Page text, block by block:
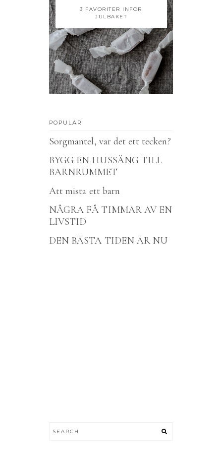
3 FAVORITER INFÖR
JULBAKET
POPULAR
Sorgmantel, var det ett tecken?
BYGG EN HUSSÄNG TILL
BARNRUMMET
Att mista ett barn
NÅGRA FÅ TIMMAR AV EN
LIVSTID
DEN BÄSTA TIDEN ÄR NU